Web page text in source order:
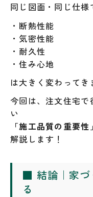
同じ図面・同じ仕
・断熱性能
・気密性能
・耐久性
・住み心地
は大きく変わってき
今回は、注文住宅で
い
「施工品質の重要
解説します！
■ 結論｜家づ
る